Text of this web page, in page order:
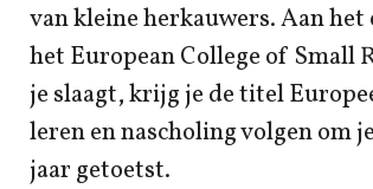
van kleine herkauwers. Aan
het European College of Small
je slaagt, krijg je de titel
leren en nascholing volgen om
jaar getoetst.